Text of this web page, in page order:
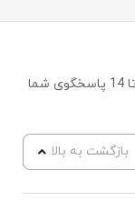
شنبه تا چهارشنبه 8:30 تا 18 و پنجشنبه 8:30 تا 14 پاسخگوی شما
بازگشت به بالا